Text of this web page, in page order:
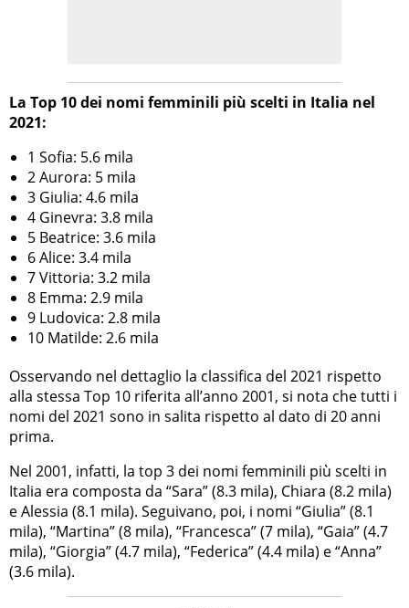
La Top 10 dei nomi femminili più scelti in Italia nel
2021:
1 Sofia: 5.6 mila
2 Aurora: 5 mila
3 Giulia: 4.6 mila
4 Ginevra: 3.8 mila
5 Beatrice: 3.6 mila
6 Alice: 3.4 mila
7 Vittoria: 3.2 mila
8 Emma: 2.9 mila
9 Ludovica: 2.8 mila
10 Matilde: 2.6 mila
Osservando nel dettaglio la classifica del 2021 rispetto
alla stessa Top 10 riferita all’anno 2001, si nota che tutti i
nomi del 2021 sono in salita rispetto al dato di 20 anni
prima.
Nel 2001, infatti, la top 3 dei nomi femminili più scelti in
Italia era composta da “Sara” (8.3 mila), Chiara (8.2 mila)
e Alessia (8.1 mila). Seguivano, poi, i nomi “Giulia” (8.1
mila), “Martina” (8 mila), “Francesca” (7 mila), “Gaia” (4.7
mila), “Giorgia” (4.7 mila), “Federica” (4.4 mila) e “Anna”
(3.6 mila).